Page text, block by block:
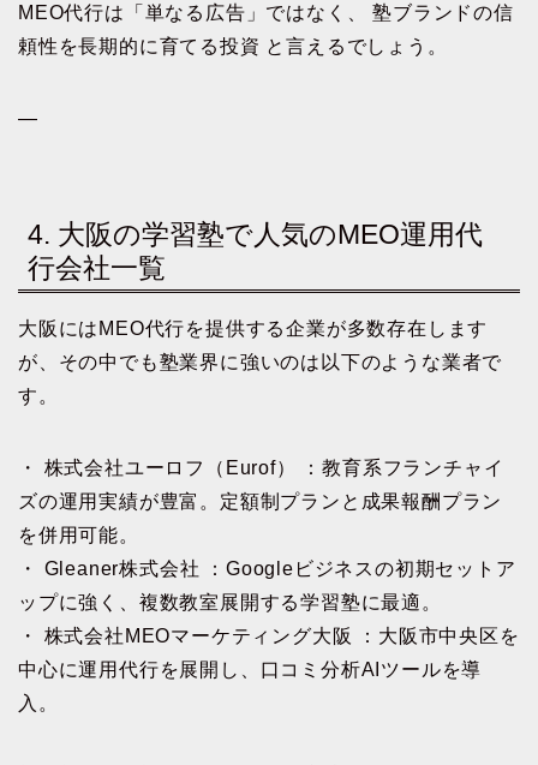
MEO代行は「単なる広告」ではなく、 塾ブランドの信
頼性を長期的に育てる投資 と言えるでしょう。
—
4. 大阪の学習塾で人気のMEO運用代
行会社一覧
大阪にはMEO代行を提供する企業が多数存在します
が、その中でも塾業界に強いのは以下のような業者で
す。
・ 株式会社ユーロフ（Eurof） ：教育系フランチャイ
ズの運用実績が豊富。定額制プランと成果報酬プラン
を併用可能。
・ Gleaner株式会社 ：Googleビジネスの初期セットア
ップに強く、複数教室展開する学習塾に最適。
・ 株式会社MEOマーケティング大阪 ：大阪市中央区を
中心に運用代行を展開し、口コミ分析AIツールを導
入。